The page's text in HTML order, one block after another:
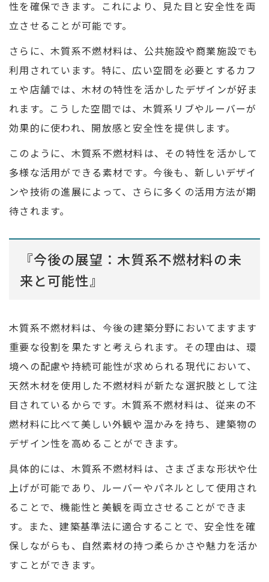
性を確保できます。これにより、見た目と安全性を両
立させることが可能です。
さらに、木質系不燃材料は、公共施設や商業施設でも
利用されています。特に、広い空間を必要とするカフ
ェや店舗では、木材の特性を活かしたデザインが好ま
れます。こうした空間では、木質系リブやルーバーが
効果的に使われ、開放感と安全性を提供します。
このように、木質系不燃材料は、その特性を活かして
多様な活用ができる素材です。今後も、新しいデザイ
ンや技術の進展によって、さらに多くの活用方法が期
待されます。
『今後の展望：木質系不燃材料の未
来と可能性』
木質系不燃材料は、今後の建築分野においてますます
重要な役割を果たすと考えられます。その理由は、環
境への配慮や持続可能性が求められる現代において、
天然木材を使用した不燃材料が新たな選択肢として注
目されているからです。木質系不燃材料は、従来の不
燃材料に比べて美しい外観や温かみを持ち、建築物の
デザイン性を高めることができます。
具体的には、木質系不燃材料は、さまざまな形状や仕
上げが可能であり、ルーバーやパネルとして使用され
ることで、機能性と美観を両立させることができま
す。また、建築基準法に適合することで、安全性を確
保しながらも、自然素材の持つ柔らかさや魅力を活か
すことができます。